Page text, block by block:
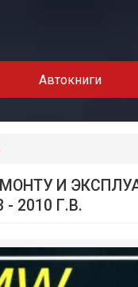
Автокниги
И
- 2010 Г.В.